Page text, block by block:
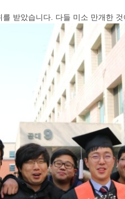
받았습니다. 다들 미소 만개한